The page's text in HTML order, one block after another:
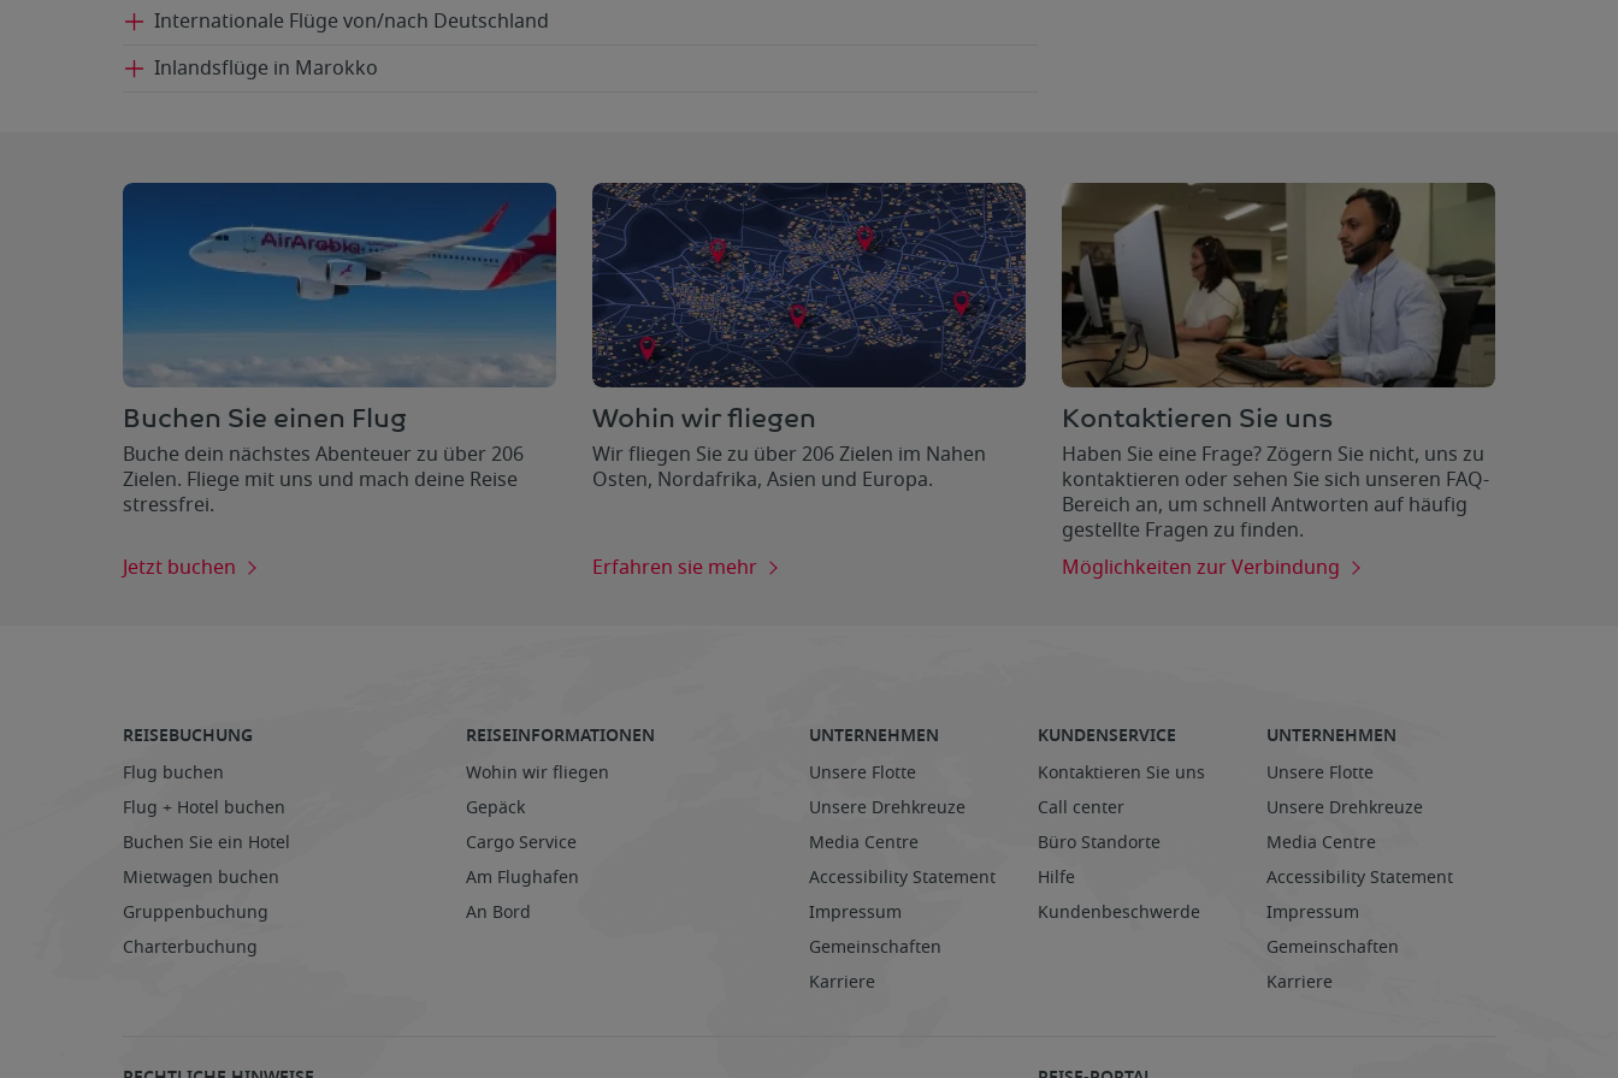
Internationale Flüge von/nach Deutschland
Inlandsflüge in Marokko
Buchen Sie einen Flug
Buche dein nächstes Abenteuer zu über 206
Zielen. Fliege mit uns und mach deine Reise
stressfrei.
Jetzt buchen
Wohin wir fliegen
Wir fliegen Sie zu über 206 Zielen im Nahen
Osten, Nordafrika, Asien und Europa.
Erfahren sie mehr
Kontaktieren Sie uns
Haben Sie eine Frage? Zögern Sie nicht, uns zu
kontaktieren oder sehen Sie sich unseren FAQ-
Bereich an, um schnell Antworten auf häufig
gestellte Fragen zu finden.
Möglichkeiten zur Verbindung
REISEBUCHUNG
Flug buchen
Flug + Hotel buchen
Buchen Sie ein Hotel
Mietwagen buchen
Gruppenbuchung
Charterbuchung
REISEINFORMATIONEN
Wohin wir fliegen
Gepäck
Cargo Service
Am Flughafen
An Bord
UNTERNEHMEN
Unsere Flotte
Unsere Drehkreuze
Media Centre
Accessibility Statement
Impressum
Gemeinschaften
Karriere
KUNDENSERVICE
Kontaktieren Sie uns
Call center
Büro Standorte
Hilfe
Kundenbeschwerde
UNTERNEHMEN
Unsere Flotte
Unsere Drehkreuze
Media Centre
Accessibility Statement
Impressum
Gemeinschaften
Karriere